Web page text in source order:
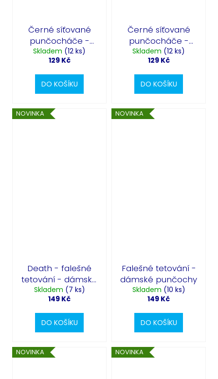
Černé síťované
punčocháče -
lebky
Skladem (12 ks)
129 Kč
DO KOŠÍKU
Černé síťované
punčocháče -
dýně
Skladem (12 ks)
129 Kč
DO KOŠÍKU
NOVINKA
Death - falešné
tetování - dámské
punčochy
Skladem (7 ks)
149 Kč
DO KOŠÍKU
NOVINKA
Falešné tetování -
dámské punčochy
Skladem (10 ks)
149 Kč
DO KOŠÍKU
NOVINKA NOVINKA